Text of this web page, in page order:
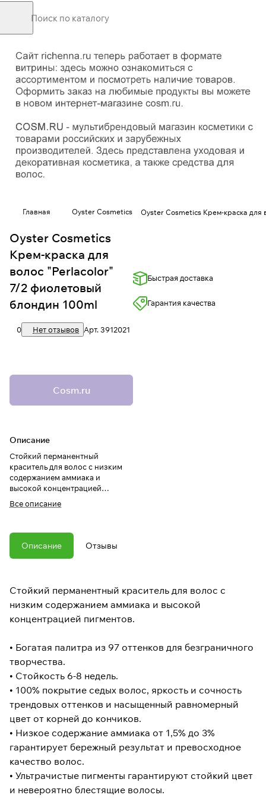
Главная Oyster Cosmetics Oyster Cosmetics Крем-краска для
Oyster Cosmetics
Крем-краска для
волос "Perlacolor"
7/2 фиолетовый
блондин 100ml
0 Нет отзывов Арт.3912021
Cosm.ru
Описание
Стойкий перманентный
краситель для волос с низким
содержанием аммиака и
высокой концентрацией
Все описание
Быстрая доставка
Гарантия качества
Описание Отзывы
Стойкий перманентный краситель для волос с
низким содержанием аммиака и высокой
концентрацией пигментов.
• Богатая палитра из 97 оттенков для безграничного
творчества.
• Стойкость 6-8 недель.
• 100% покрытие седых волос, яркость и сочность
трендовых оттенков и насыщенный равномерный
цвет от корней до кончиков.
• Низкое содержание аммиака от 1,5% до 3%
гарантирует бережный результат и превосходное
качество волос.
• Ультрачистые пигменты гарантируют стойкий цвет
и невероятно блестящие волосы.